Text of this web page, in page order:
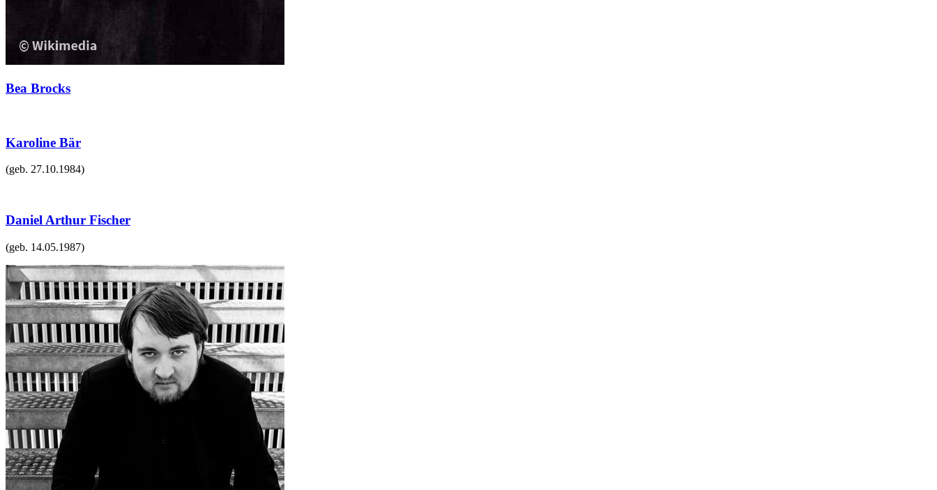
Bea Brocks
Karoline Bär
(geb. 27.10.1984)
Daniel Arthur Fischer
(geb. 14.05.1987)